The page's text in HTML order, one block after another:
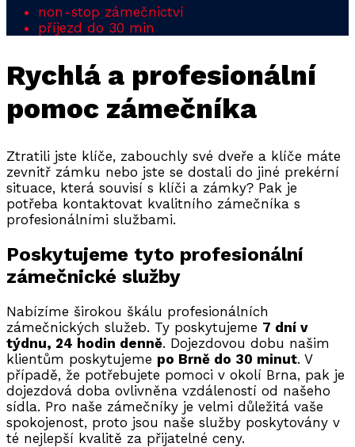
non-stop zámečnictví
příjezd do 30 min
Rychlá a profesionální
pomoc zámečníka
Ztratili jste klíče, zabouchly své dveře a klíče máte
zevnitř zámku nebo jste se dostali do jiné prekérní
situace, která souvisí s klíči a zámky? Pak je
potřeba kontaktovat kvalitního zámečníka s
profesionálními službami.
Poskytujeme tyto profesionální
zámečnické služby
Nabízíme širokou škálu profesionálních
zámečnických služeb. Ty poskytujeme 7 dní v
týdnu, 24 hodin denně. Dojezdovou dobu našim
klientům poskytujeme po Brně do 30 minut. V
případě, že potřebujete pomoci v okolí Brna, pak je
dojezdová doba ovlivněna vzdáleností od našeho
sídla. Pro naše zámečníky je velmi důležitá vaše
spokojenost, proto jsou naše služby poskytovány v
té nejlepší kvalitě za přijatelné ceny.